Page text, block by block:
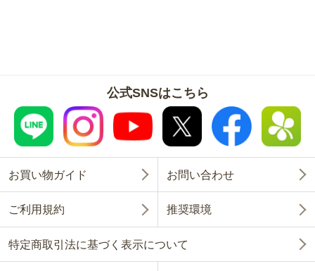
公式SNSはこちら
お買い物ガイド お問い合わせ
ご利用規約 推奨環境
特定商取引法に基づく表示について